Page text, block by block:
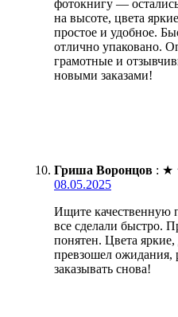
фотокнигу —
на высоте, цвета
простое и удобное.
отлично упаковано.
грамотные и
новыми заказами!
Гриша Воронцов : ★
08.05.2025
Ищите качественную
все сделали быстро.
понятен. Цвета яркие,
превзошел ожидания,
заказывать снова!